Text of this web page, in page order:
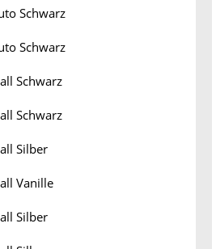
Schwarz
Schwarz
Schwarz
Schwarz
Silber
Vanille
Silber